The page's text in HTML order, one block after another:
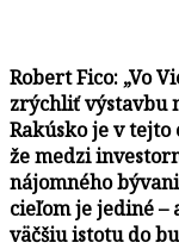
Robert Fico: „Vo
zrýchliť výstavbu
Rakúsko je v
že medzi
nájomného
cieľom je jediné –
väčšiu istotu do